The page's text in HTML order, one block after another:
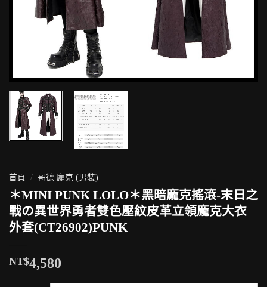
首頁 / 哥德.龐克.(男裝)
＊MINI PUNK LOLO＊黑暗龐克搖滾-末日之
戰の異世界勇者雙色壓紋皮革立領龐克大衣
外套(CT26902)PUNK
NT$4,580